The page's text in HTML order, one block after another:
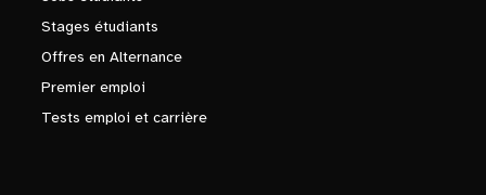
Stages étudiants
Offres en Alternance
Premier emploi
Tests emploi et carrière